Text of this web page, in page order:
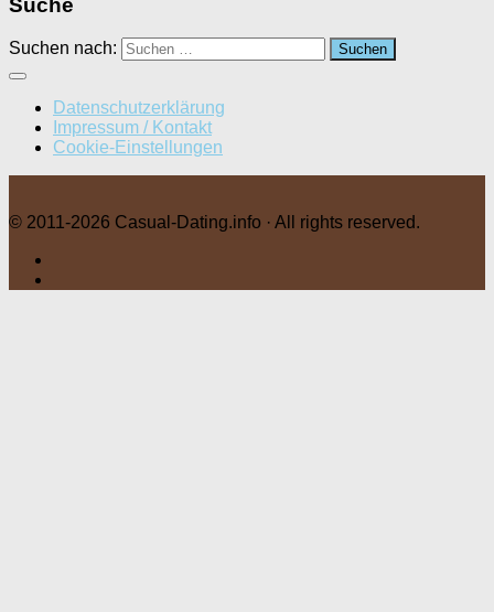
Suchen nach:
Datenschutzerklärung
Impressum / Kontakt
Cookie-Einstellungen
© 2011-2026 Casual-Dating.info · All rights reserved.